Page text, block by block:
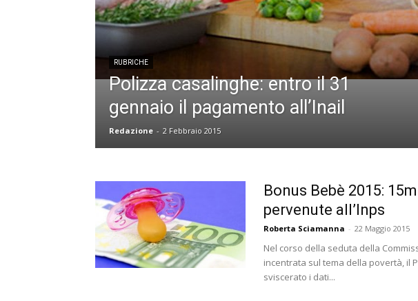
RUBRICHE
Polizza casalinghe: entro il 31
gennaio il pagamento all’Inail
Redazione - 2 Febbraio 2015
Bonus Bebè 2015:
pervenute all’Inps
Roberta Sciamanna - 22 Maggio 2015
Nel corso della seduta della
incentrata sul tema della povertà, il
sviscerato i dati...